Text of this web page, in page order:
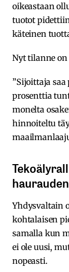
oikeastaan
tuotot
käteinen
Nyt tilanne
”Sijoittaja
prosenttia
monelta
hinnoiteltu
haurauden
Yhdysvaltain
kohtalaisen
samalla kun
ei ole uusi,
nopeasti.